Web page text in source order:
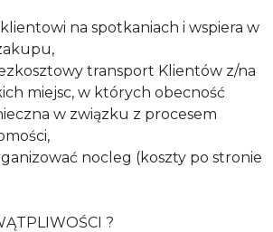
na spotkaniach i wspiera w
transport Klientów z/na
miejsc, w których obecność
w związku z procesem
nocleg (koszty po stronie
?